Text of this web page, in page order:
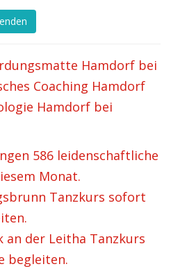
Hamdorf bei
Coaching Hamdorf
Hamdorf bei
586 leidenschaftliche
Monat.
Tanzkurs sofort
an der Leitha Tanzkurs
begleiten.